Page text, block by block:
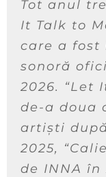
Tot anul
It Talk to
care a fost
sonoră
2026. “Let
de-a doua
artiști
2025,
de INNA în